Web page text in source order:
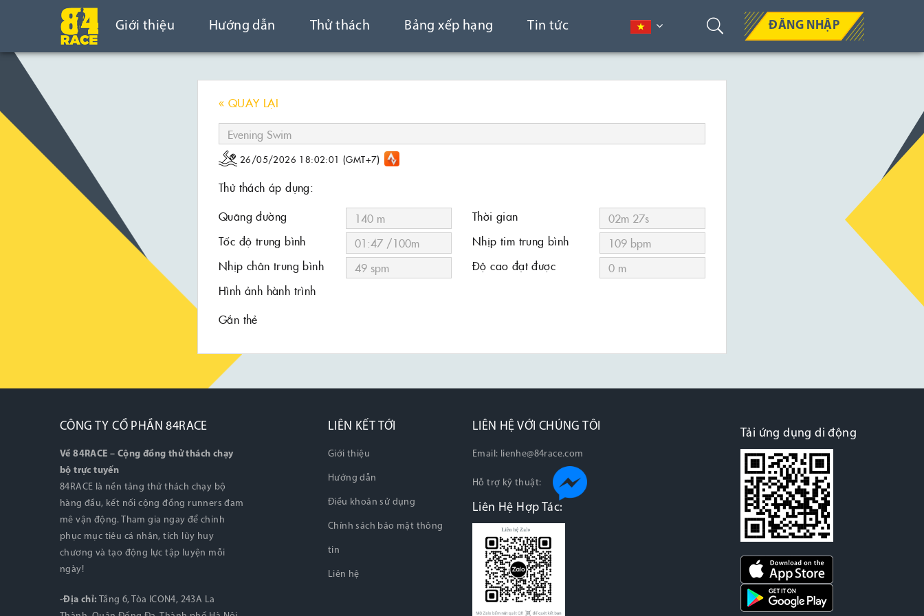
Giới thiệu Hướng dẫn Thử thách Bảng xếp hạng Tin tức ĐĂNG NHẬP
« QUAY LẠI
26/05/2026 18:02:01 (GMT+7)
Thử thách áp dụng:
Quãng đường
Thời gian
Tốc độ trung bình
Nhịp tim trung bình
Nhịp chân trung bình
Độ cao đạt được
Hình ảnh hành trình
Gắn thẻ
CÔNG TY CỔ PHẦN 84RACE
Về 84RACE – Cộng đồng thử thách chạy
bộ trực tuyến
84RACE là nền tảng thử thách chạy bộ
hàng đầu, kết nối cộng đồng runners đam
mê vận động. Tham gia ngay để chinh
phục mục tiêu cá nhân, tích lũy huy
chương và tạo động lực tập luyện mỗi
ngày!
-Địa chỉ: Tầng 6, Tòa ICON4, 243A La
LIÊN KẾT TỚI
Giới thiệu
Hướng dẫn
Điều khoản sử dụng
Chính sách bảo mật thông
tin
Liên hệ
LIÊN HỆ VỚI CHÚNG TÔI
Email: lienhe@84race.com
Hỗ trợ kỹ thuật:
Liên Hệ Hợp Tác:
Tải ứng dụng di động